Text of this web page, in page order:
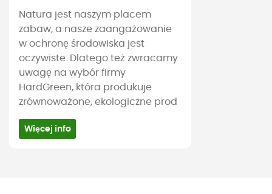
Natura jest naszym placem
zabaw, a nasze zaangażowanie
w ochronę środowiska jest
oczywiste. Dlatego też zwracamy
uwagę na wybór firmy
HardGreen, która produkuje
zrównoważone, ekologiczne prod
Więcej info